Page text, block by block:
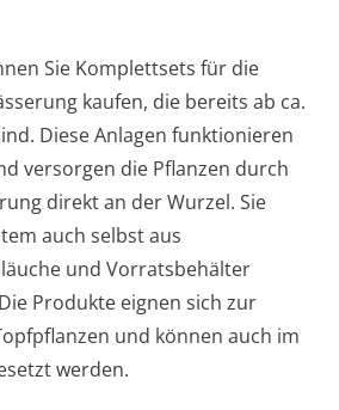
Sie Komplettsets für die
kaufen, die bereits ab ca.
Diese Anlagen funktionieren
versorgen die Pflanzen durch
direkt an der Wurzel. Sie
auch selbst aus
und Vorratsbehälter
Produkte eignen sich zur
und können auch im
werden.